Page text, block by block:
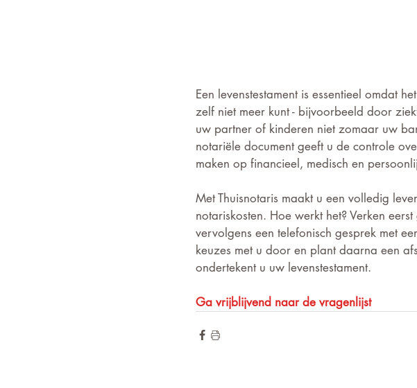
Een levenstestament is essentieel omdat
zelf niet meer kunt - bijvoorbeeld door
uw partner of kinderen niet zomaar uw
notariële document geeft u de controle
maken op financieel, medisch en
Met Thuisnotaris maakt u een volledig
notariskosten. Hoe werkt het? Verken
vervolgens een telefonisch gesprek met
keuzes met u door en plant daarna een
ondertekent u uw levenstestament.
Ga vrijblijvend naar de vragenlijst